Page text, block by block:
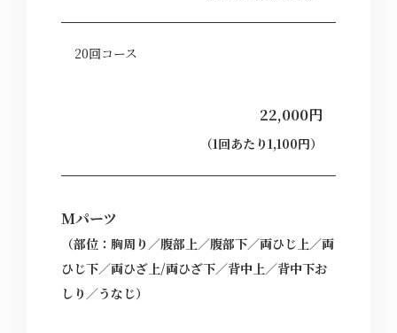
20回コース
22,000円
（1回あたり1,100円）
Mパーツ
（部位：胸周り／腹部上／腹部下／両ひじ上／両
ひじ下／両ひざ上/両ひざ下／背中上／背中下お
しり／うなじ）